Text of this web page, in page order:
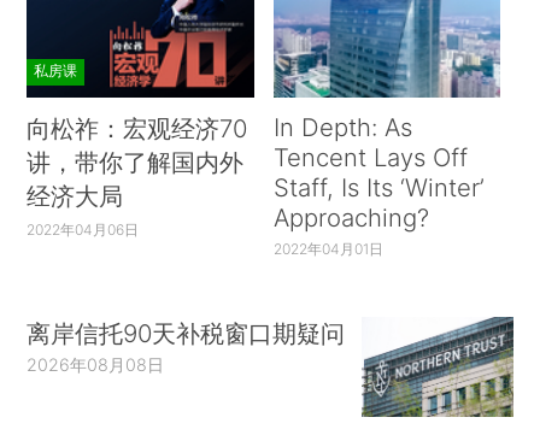
私房课
向松祚：宏观经济70
讲，带你了解国内外
经济大局
2022年04月06日
In Depth: As
Tencent Lays Off
Staff, Is Its ‘Winter’
Approaching?
2022年04月01日
离岸信托90天补税窗口期疑问
2026年08月08日